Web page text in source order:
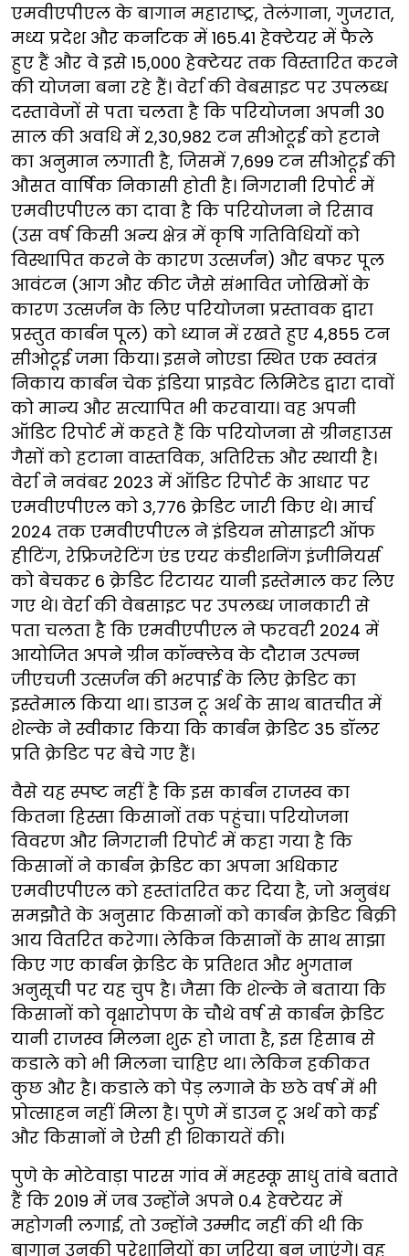
एमवीएपीएल के बागान महाराष्ट्र, तेलंगाना, गुजरात,
मध्य प्रदेश और कर्नाटक में 165.41 हेक्टेयर में फैले
हुए हैं और वे इसे 15,000 हेक्टेयर तक विस्तारित करने
की योजना बना रहे हैं। वेर्रा की वेबसाइट पर उपलब्ध
दस्तावेजों से पता चलता है कि परियोजना अपनी 30
साल की अवधि में 2,30,982 टन सीओटूई को हटाने
का अनुमान लगाती है, जिसमें 7,699 टन सीओटूई की
औसत वार्षिक निकासी होती है। निगरानी रिपोर्ट में
एमवीएपीएल का दावा है कि परियोजना ने रिसाव
(उस वर्ष किसी अन्य क्षेत्र में कृषि गतिविधियों को
विस्थापित करने के कारण उत्सर्जन) और बफर पूल
आवंटन (आग और कीट जैसे संभावित जोखिमों के
कारण उत्सर्जन के लिए परियोजना प्रस्तावक द्वारा
प्रस्तुत कार्बन पूल) को ध्यान में रखते हुए 4,855 टन
सीओटूई जमा किया। इसने नोएडा स्थित एक स्वतंत्र
निकाय कार्बन चेक इंडिया प्राइवेट लिमिटेड द्वारा दावों
को मान्य और सत्यापित भी करवाया। वह अपनी
ऑडिट रिपोर्ट में कहते हैं कि परियोजना से ग्रीनहाउस
गैसों को हटाना वास्तविक, अतिरिक्त और स्थायी है।
वेर्रा ने नवंबर 2023 में ऑडिट रिपोर्ट के आधार पर
एमवीएपीएल को 3,776 क्रेडिट जारी किए थे। मार्च
2024 तक एमवीएपीएल ने इंडियन सोसाइटी ऑफ
हीटिंग, रेफ्रिजरेटिंग एंड एयर कंडीशनिंग इंजीनियर्स
को बेचकर 6 क्रेडिट रिटायर यानी इस्तेमाल कर लिए
गए थे। वेर्रा की वेबसाइट पर उपलब्ध जानकारी से
पता चलता है कि एमवीएपीएल ने फरवरी 2024 में
आयोजित अपने ग्रीन कॉन्क्लेव के दौरान उत्पन्न
जीएचजी उत्सर्जन की भरपाई के लिए क्रेडिट का
इस्तेमाल किया था। डाउन टू अर्थ के साथ बातचीत में
शेल्के ने स्वीकार किया कि कार्बन क्रेडिट 35 डॉलर
प्रति क्रेडिट पर बेचे गए हैं।
वैसे यह स्पष्ट नहीं है कि इस कार्बन राजस्व का
कितना हिस्सा किसानों तक पहुंचा। परियोजना
विवरण और निगरानी रिपोर्ट में कहा गया है कि
किसानों ने कार्बन क्रेडिट का अपना अधिकार
एमवीएपीएल को हस्तांतरित कर दिया है, जो अनुबंध
समझौते के अनुसार किसानों को कार्बन क्रेडिट बिक्री
आय वितरित करेगा। लेकिन किसानों के साथ साझा
किए गए कार्बन क्रेडिट के प्रतिशत और भुगतान
अनुसूची पर यह चुप है। जैसा कि शेल्के ने बताया कि
किसानों को वृक्षारोपण के चौथे वर्ष से कार्बन क्रेडिट
यानी राजस्व मिलना शुरू हो जाता है, इस हिसाब से
कडाले को भी मिलना चाहिए था। लेकिन हकीकत
कुछ और है। कडाले को पेड़ लगाने के छठे वर्ष में भी
प्रोत्साहन नहीं मिला है। पुणे में डाउन टू अर्थ को कई
और किसानों ने ऐसी ही शिकायतें की।
पुणे के मोटेवाड़ा पारस गांव में महस्कू साधु तांबे बताते
हैं कि 2019 में जब उन्होंने अपने 0.4 हेक्टेयर में
महोगनी लगाई, तो उन्होंने उम्मीद नहीं की थी कि
बागान उनकी परेशानियों का जरिया बन जाएंगे। वह